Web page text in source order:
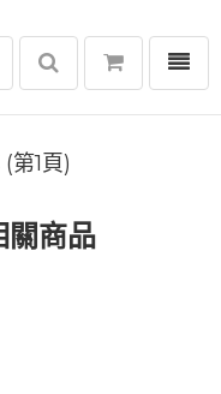
選單
第1頁)
關商品